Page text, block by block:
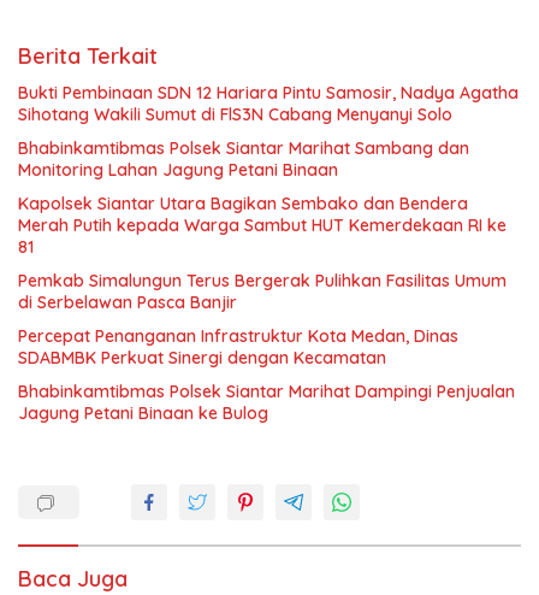
Berita Terkait
Bukti Pembinaan SDN 12 Hariara Pintu Samosir, Nadya Agatha
Sihotang Wakili Sumut di FlS3N Cabang Menyanyi Solo
Bhabinkamtibmas Polsek Siantar Marihat Sambang dan
Monitoring Lahan Jagung Petani Binaan
Kapolsek Siantar Utara Bagikan Sembako dan Bendera
Merah Putih kepada Warga Sambut HUT Kemerdekaan RI ke
81
Pemkab Simalungun Terus Bergerak Pulihkan Fasilitas Umum
di Serbelawan Pasca Banjir
Percepat Penanganan Infrastruktur Kota Medan, Dinas
SDABMBK Perkuat Sinergi dengan Kecamatan
Bhabinkamtibmas Polsek Siantar Marihat Dampingi Penjualan
Jagung Petani Binaan ke Bulog
Baca Juga